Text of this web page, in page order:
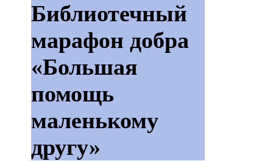
Библиотечный
марафон добра
«Большая
помощь
маленькому
другу»